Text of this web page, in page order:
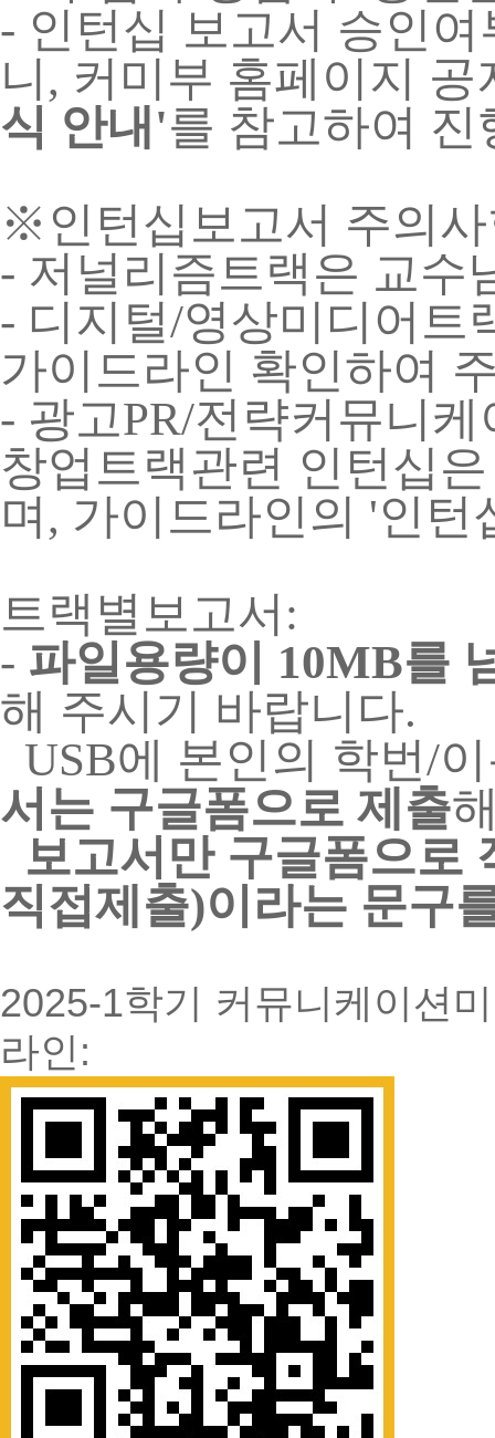
- 인턴십 보고서 승인
니, 커미부 홈페이지
식 안내'를 참고하여 진
※인턴십보고서 주의
- 저널리즘트랙은 교수
- 디지털/영상미디어트
가이드라인 확인하여
- 광고PR/전략커뮤니
창업트랙관련 인턴십
며, 가이드라인의 '인
트랙별보고서:
- 파일용량이 10MB를
해 주시기 바랍니다.
USB에 본인의 학번/
서는 구글폼으로 제출
보고서만 구글폼으로
직접제출)이라는 문구
2025-1학기 커뮤니케이션
라인: